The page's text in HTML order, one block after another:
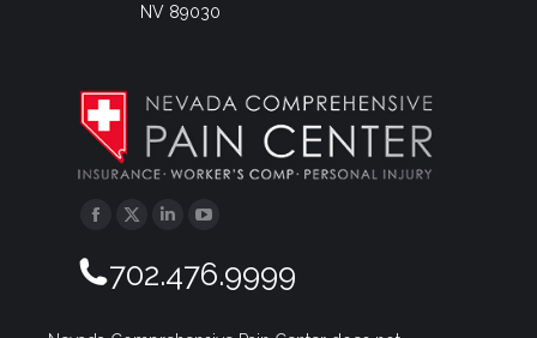
NV 89030
Facebook
Twitter
702.476.9999